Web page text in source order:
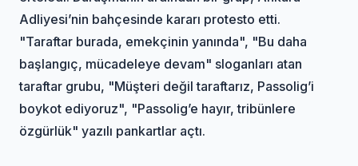
Adliyesi’nin bahçesinde kararı protesto etti.
"Taraftar burada, emekçinin yanında", "Bu daha
başlangıç, mücadeleye devam" sloganları atan
taraftar grubu, "Müşteri değil taraftarız, Passolig’i
boykot ediyoruz", "Passolig’e hayır, tribünlere
özgürlük" yazılı pankartlar açtı.